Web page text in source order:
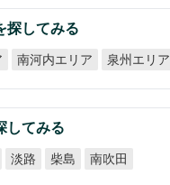
探してみる
南河内エリア 泉州エリア
してみる
淡路 柴島 南吹田